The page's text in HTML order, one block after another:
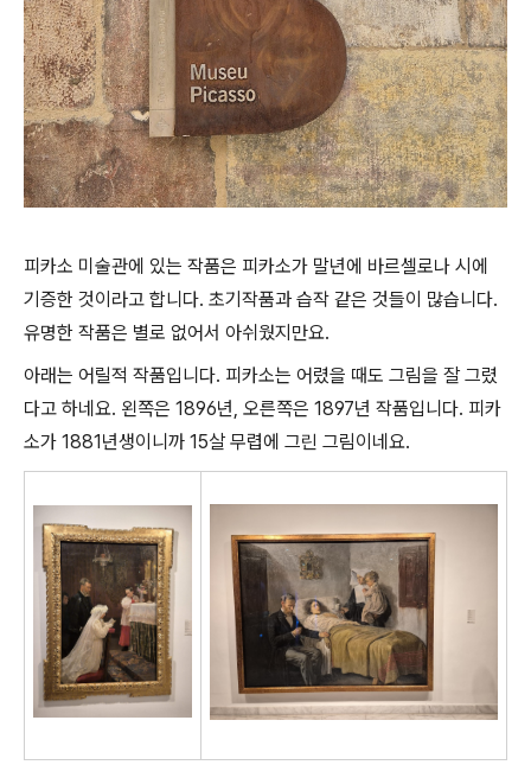
피카소 미술관에 있는 작품은 피카소가 말년에 바르셀로나 시에
기증한 것이라고 합니다. 초기작품과 습작 같은 것들이 많습니다.
유명한 작품은 별로 없어서 아쉬웠지만요.
아래는 어릴적 작품입니다. 피카소는 어렸을 때도 그림을 잘 그렸
다고 하네요. 왼쪽은 1896년, 오른쪽은 1897년 작품입니다. 피카
소가 1881년생이니까 15살 무렵에 그린 그림이네요.